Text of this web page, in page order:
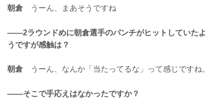
朝倉うーん、まあそうですね
——2ラウンドめに朝倉選手のパンチがヒットしていたよ
うですが感触は？
朝倉うーん、なんか「当たってるな」って感じですね。
——そこで手応えはなかったですか？